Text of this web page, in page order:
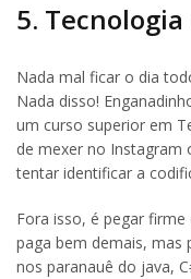
5.
Nada mal ficar o dia
Nada disso!
um curso superior em
de mexer no
tentar identificar a
Fora isso, é pegar
paga bem demais, mas
nos paranauê do java,